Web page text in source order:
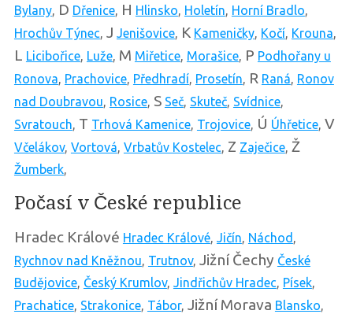
Bylany, D Dřenice, H Hlinsko, Holetín, Horní Bradlo,
Hrochův Týnec, J Jenišovice, K Kameničky, Kočí, Krouna,
L Licibořice, Luže, M Miřetice, Morašice, P Podhořany u
Ronova, Prachovice, Předhradí, Prosetín, R Raná, Ronov
nad Doubravou, Rosice, S Seč, Skuteč, Svídnice,
Svratouch, T Trhová Kamenice, Trojovice, Ú Úhřetice, V
Včelákov, Vortová, Vrbatův Kostelec, Z Zaječice, Ž
Žumberk,
Počasí v České republice
Hradec Králové Hradec Králové, Jičín, Náchod ,
Rychnov nad Kněžnou, Trutnov, Jižní Čechy České
Budějovice, Český Krumlov, Jindřichův Hradec, Písek,
Prachatice, Strakonice, Tábor, Jižní Morava Blansko,